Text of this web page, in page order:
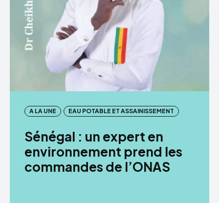
Accueil
Hydro-diplomatie
Gestion des Ressources en eau
Eau potable et Assainissement
HYDRODIPLOMACY
A LA UNE EAU POTABLE ET ASSAINISSEMENT
Sénégal : un expert en
environnement prend les
commandes de l’ONAS